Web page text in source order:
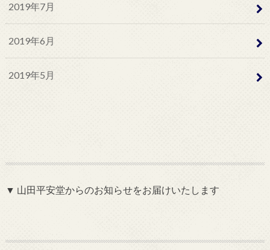
2019年7月
2019年6月
2019年5月
▼ 山田平安堂からのお知らせをお届けいたします